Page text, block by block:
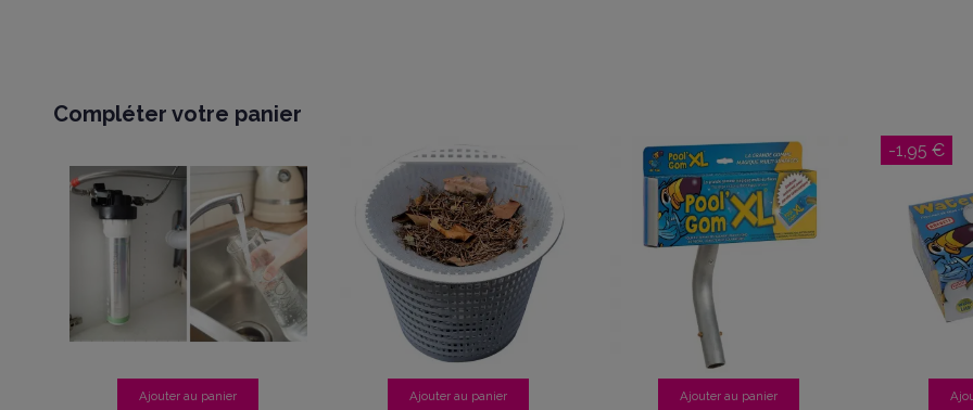
Compléter votre panier
Ajouter au panier Ajouter au panier Ajouter au panier
-1,95 €